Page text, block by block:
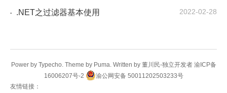
· .NET之过滤器基本使用 2022-02-28
Power by Typecho. Theme by Puma. Written by 董川民-独立开发者 渝ICP备
16006207号-2
渝公网安备 50011202503233号
友情链接：